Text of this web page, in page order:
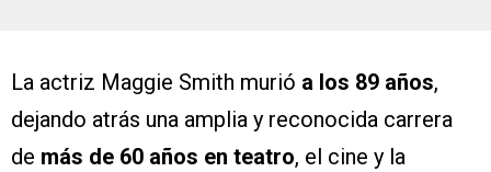
La actriz Maggie Smith murió a los 89 años,
dejando atrás una amplia y reconocida carrera
de más de 60 años en teatro, el cine y la